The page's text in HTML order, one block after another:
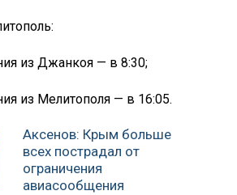
из Джанкоя — в 8:30;
из Мелитополя — в 16:05.
Аксенов: Крым больше
всех пострадал от
ограничения
авиасообщения